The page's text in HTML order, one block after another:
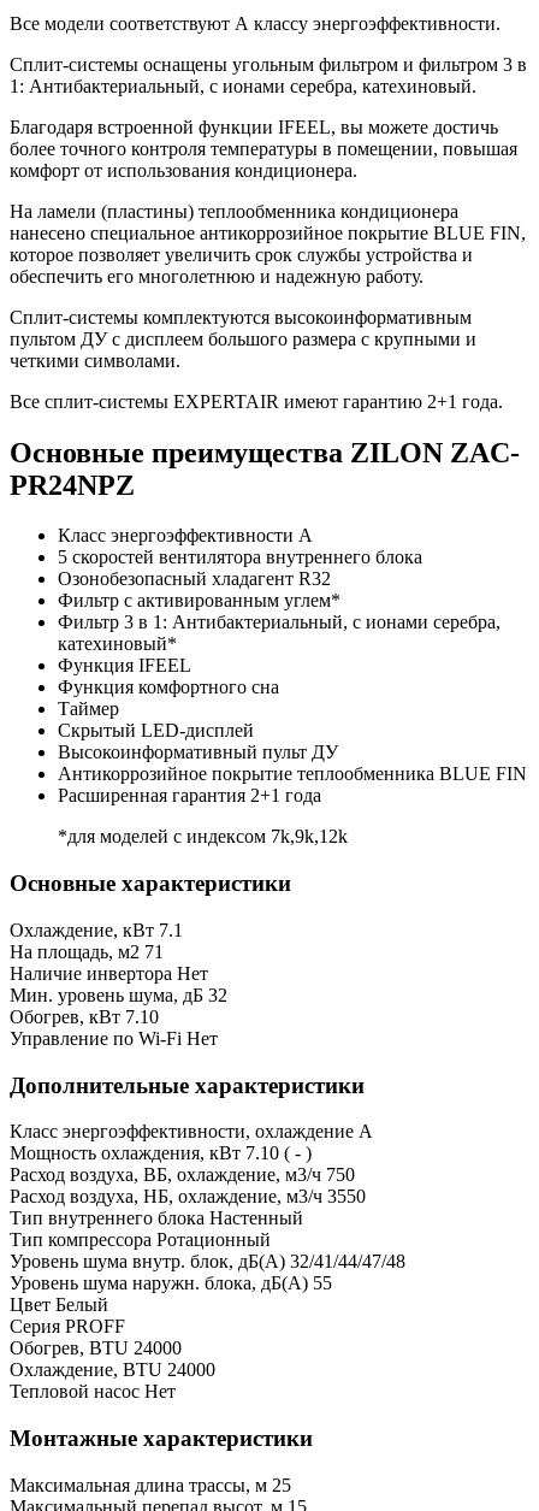
Все модели соответствуют А классу энергоэффективности.
Сплит-системы оснащены угольным фильтром и фильтром 3 в
1: Антибактериальный, c ионами серебра, катехиновый.
Благодаря встроенной функции IFEEL, вы можете достичь
более точного контроля температуры в помещении, повышая
комфорт от использования кондиционера.
На ламели (пластины) теплообменника кондиционера
нанесено специальное антикоррозийное покрытие BLUE FIN,
которое позволяет увеличить срок службы устройства и
обеспечить его многолетнюю и надежную работу.
Сплит-системы комплектуются высокоинформативным
пультом ДУ с дисплеем большого размера с крупными и
четкими символами.
Все сплит-системы EXPERTAIR имеют гарантию 2+1 года.
Основные преимущества ZILON ZAC-
PR24NPZ
Класс энергоэффективности А
5 скоростей вентилятора внутреннего блока
Озонобезопасный хладагент R32
Фильтр с активированным углем*
Фильтр 3 в 1: Антибактериальный, c ионами серебра,
катехиновый*
Функция IFEEL
Функция комфортного сна
Таймер
Скрытый LED-дисплей
Высокоинформативный пульт ДУ
Антикоррозийное покрытие теплообменника BLUE FIN
Расширенная гарантия 2+1 года
*для моделей с индексом 7k,9k,12k
Основные характеристики
Охлаждение, кВт 7.1
На площадь, м2 71
Наличие инвертора Нет
Мин. уровень шума, дБ 32
Обогрев, кВт 7.10
Управление по Wi-Fi Нет
Дополнительные характеристики
Класс энергоэффективности, охлаждение A
Мощность охлаждения, кВт 7.10 ( - )
Расход воздуха, ВБ, охлаждение, м3/ч 750
Расход воздуха, НБ, охлаждение, м3/ч 3550
Тип внутреннего блока Настенный
Тип компрессора Ротационный
Уровень шума внутр. блок, дБ(А) 32/41/44/47/48
Уровень шума наружн. блока, дБ(А) 55
Цвет Белый
Серия PROFF
Обогрев, BTU 24000
Охлаждение, BTU 24000
Тепловой насос Нет
Монтажные характеристики
Максимальная длина трассы, м 25
Максимальный перепад высот, м 15